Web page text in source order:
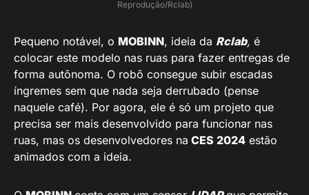
Reprodução/Rclab)
Pequeno notável, o MOBINN, ideia da Rclab, é
colocar este modelo nas ruas para fazer entregas de
forma autônoma. O robô consegue subir escadas
íngremes sem que nada seja derrubado (pense
naquele café). Por agora, ele é só um projeto que
precisa ser mais desenvolvido para funcionar nas
ruas, mas os desenvolvedores na CES 2024 estão
animados com a ideia.